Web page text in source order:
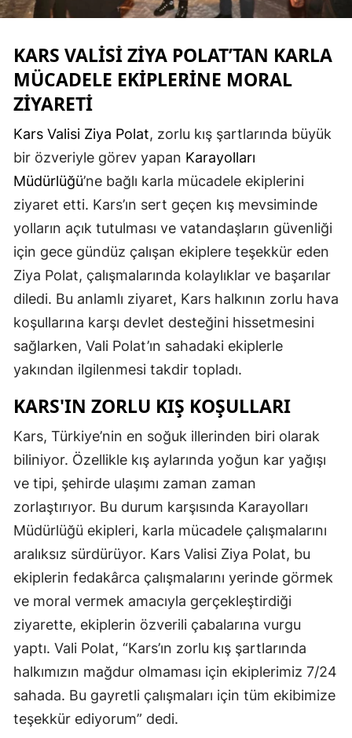
Edirne
Elazığ
Erzincan
Gaziantep
Giresun
Gümüşhane
Hakkari
Hatay
Isparta
İstanbul
İzmir
Kars
Kastamonu
Kayseri
Kırklareli
Kırşehir
Kocaeli
Konya
Kütahya
KARS VALISI ZIYA POLAT’TAN KARLA
MÜCADELE EKIPLERINE MORAL
ZIYARETI
Kars Valisi Ziya Polat, zorlu kış şartlarında büyük
bir özveriyle görev yapan Karayolları
Müdürlüğü’ne bağlı karla mücadele ekiplerini
ziyaret etti. Kars’ın sert geçen kış mevsiminde
yolların açık tutulması ve vatandaşların güvenliği
için gece gündüz çalışan ekiplere teşekkür eden
Ziya Polat, çalışmalarında kolaylıklar ve başarılar
diledi. Bu anlamlı ziyaret, Kars halkının zorlu hava
koşullarına karşı devlet desteğini hissetmesini
sağlarken, Vali Polat’ın sahadaki ekiplerle
yakından ilgilenmesi takdir topladı.
KARS'IN ZORLU KIŞ KOŞULLARI
Kars, Türkiye’nin en soğuk illerinden biri olarak
biliniyor. Özellikle kış aylarında yoğun kar yağışı
ve tipi, şehirde ulaşımı zaman zaman
zorlaştırıyor. Bu durum karşısında Karayolları
Müdürlüğü ekipleri, karla mücadele çalışmalarını
aralıksız sürdürüyor. Kars Valisi Ziya Polat, bu
ekiplerin fedakârca çalışmalarını yerinde görmek
ve moral vermek amacıyla gerçekleştirdiği
ziyarette, ekiplerin özverili çabalarına vurgu
yaptı. Vali Polat, “Kars’ın zorlu kış şartlarında
halkımızın mağdur olmaması için ekiplerimiz 7/24
sahada. Bu gayretli çalışmaları için tüm ekibimize
teşekkür ediyorum” dedi.